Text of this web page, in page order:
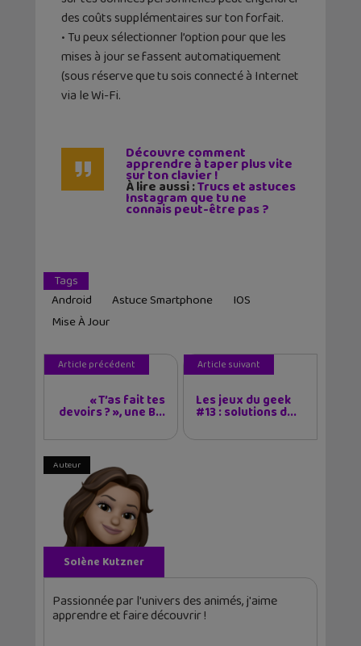
des coûts supplémentaires sur ton forfait.
• Tu peux sélectionner l’option pour que les
mises à jour se fassent automatiquement
(sous réserve que tu sois connecté à Internet
via le Wi-Fi.
Découvre comment
apprendre à taper plus vite
sur ton clavier !
À lire aussi :Trucs et astuces
Instagram que tu ne
connais peut-être pas ?
Tags
Android
Astuce Smartphone
IOS
Mise À Jour
Article précédent
« T’as fait tes
devoirs ? », une B...
Article suivant
Les jeux du geek
#13 : solutions d...
Auteur
Solène Kutzner
Passionnée par l'univers des animés, j'aime
apprendre et faire découvrir !